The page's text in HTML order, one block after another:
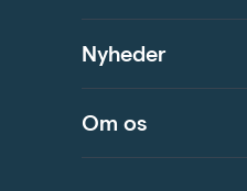
Om os
Nyheder